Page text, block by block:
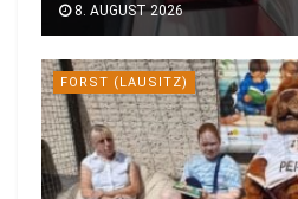
8. AUGUST 2026
FORST (LAUSITZ)